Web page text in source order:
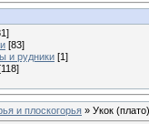
[83]
и рудники [1]
и плоскогорья » Укок (плато)